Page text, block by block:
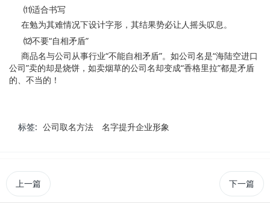
⑾适合书写
在勉为其难情况下设计字形，其结果势必让人摇头叹息。
⑿不要“自相矛盾”
商品名与公司从事行业“不能自相矛盾”。如公司名是“海陆空进口
公司”卖的却是烧饼，如卖烟草的公司名却变成“香格里拉”都是矛盾
的、不当的！
标签: 公司取名方法 名字提升企业形象
上一篇 下一篇